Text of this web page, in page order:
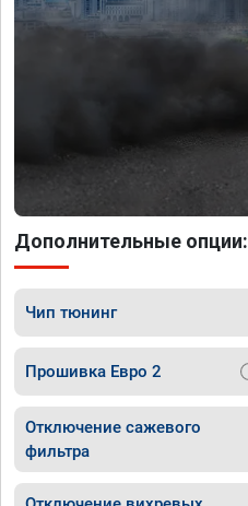
Дополнительные опции:
Чип тюнинг
Прошивка Евро 2
Отключение сажевого
фильтра